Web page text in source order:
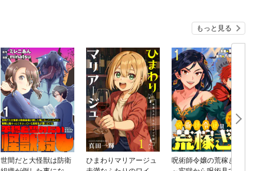
もっと見る
世間だと大怪獣は防衛
ひまわりマリアージュ
呪術師令嬢の荒稼ぎ！